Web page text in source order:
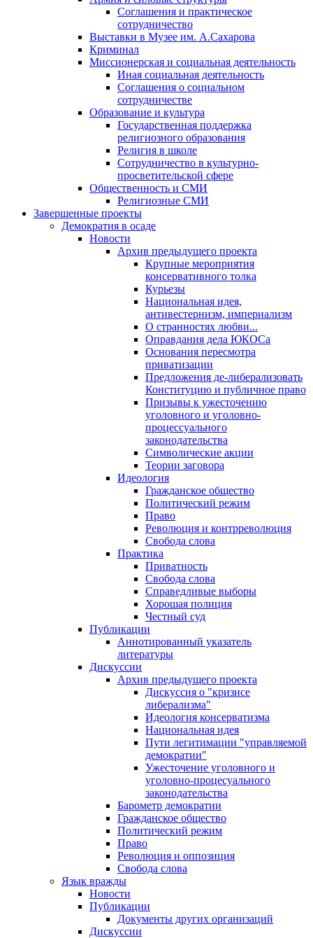
Соглашения и практическое
сотрудничество
Выставки в Музее им. А.Сахарова
Криминал
Миссионерская и социальная деятельность
Иная социальная деятельность
Соглашения о социальном
сотрудничестве
Образование и культура
Государственная поддержка
религиозного образования
Религия в школе
Сотрудничество в культурно-
просветительской сфере
Общественность и СМИ
Религиозные СМИ
Завершенные проекты
Демократия в осаде
Новости
Архив предыдущего проекта
Крупные мероприятия
консервативного толка
Курьезы
Национальная идея,
антивестернизм, империализм
О странностях любви...
Оправдания дела ЮКОСа
Основания пересмотра
приватизации
Предложения де-либерализовать
Конституцию и публичное право
Призывы к ужесточению
уголовного и уголовно-
процессуального
законодательства
Символические акции
Теории заговора
Идеология
Гражданское общество
Политический режим
Право
Революция и контрреволюция
Свобода слова
Практика
Приватность
Свобода слова
Справедливые выборы
Хорошая полиция
Честный суд
Публикации
Аннотированный указатель
литературы
Дискуссии
Архив предыдущего проекта
Дискуссия о "кризисе
либерализма"
Идеология консерватизма
Национальная идея
Пути легитимации "управляемой
демократии"
Ужесточение уголовного и
уголовно-процесуального
законодательства
Барометр демократии
Гражданское общество
Политический режим
Право
Революция и оппозиция
Свобода слова
Язык вражды
Новости
Публикации
Документы других организаций
Дискуссии